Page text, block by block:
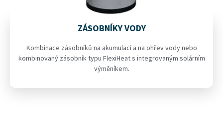
ZÁSOBNÍKY VODY
Kombinace zásobníků na akumulaci a na ohřev vody nebo
kombinovaný zásobník typu FlexiHeat s integrovaným solárním
výměníkem.